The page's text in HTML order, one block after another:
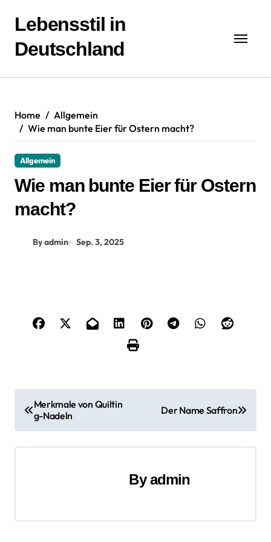
Inhalt
springen
Lebensstil in
Deutschland
Home
Allgemein
Wie man bunte Eier für Ostern macht?
Allgemein
Wie man bunte Eier für Ostern
macht?
By admin Sep. 3, 2025
e
i
a
Merkmale von Quiltin
g-Nadeln
Der Name Saffron
Byadmin